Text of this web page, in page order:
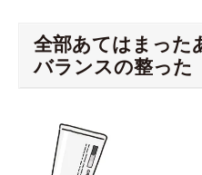
全部あてはまった
バランスの整った